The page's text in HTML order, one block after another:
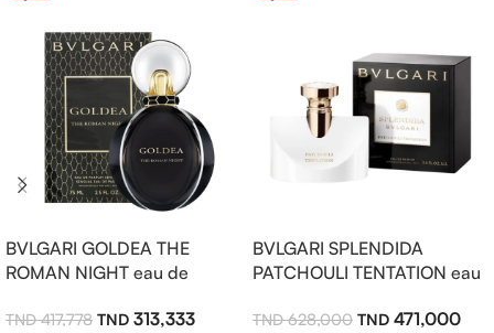
BVLGARI GOLDEA THE
ROMAN NIGHT eau de
femme417,778 313,333
BVLGARI SPLENDIDA
PATCHOULI TENTATION eau
femme628,000 471,000